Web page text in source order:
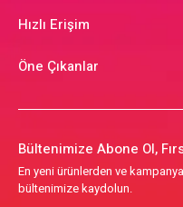
Hızlı Erişim
Öne Çıkanlar
Bültenimize Abone Ol,
En yeni ürünlerden ve
bültenimize kaydolun.